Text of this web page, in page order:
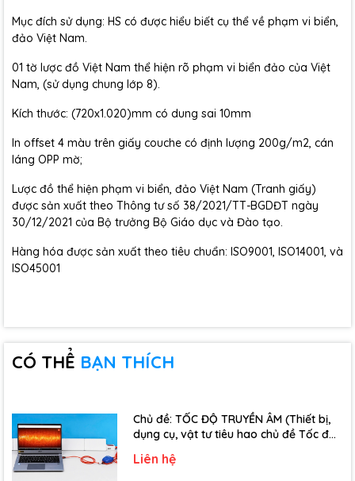
Mục đích sử dụng: HS có được hiểu biết cụ thể về phạm vi biển,
đảo Việt Nam.
01 tờ lược đồ Việt Nam thể hiện rõ phạm vi biển đảo của Việt
Nam, (sử dụng chung lớp 8).
Kích thước: (720x1.020)mm có dung sai 10mm
In offset 4 màu trên giấy couche có định lượng 200g/m2, cán
láng OPP mờ;
Lược đồ thể hiện phạm vi biển, đảo Việt Nam (Tranh giấy)
được sản xuất theo Thông tư số 38/2021/TT-BGDĐT ngày
30/12/2021 của Bộ trưởng Bộ Giáo dục và Đào tạo.
Hàng hóa được sản xuất theo tiêu chuẩn: ISO9001, ISO14001, và
ISO45001
CÓ THỂ BẠN THÍCH
Chủ đề: TỐC ĐỘ TRUYỀN ÂM (Thiết bị,
dụng cụ, vật tư tiêu hao chủ đề Tốc độ
Liên hệ